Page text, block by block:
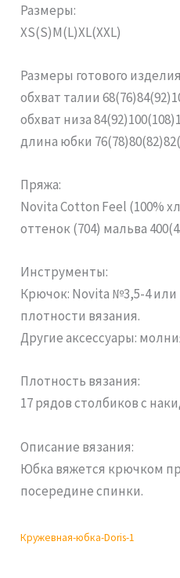
Размеры:
XS(S)M(L)XL(XXL)
Размеры готового
обхват талии
обхват низа
длина юбки
Пряжа:
Novita Cotton Feel (100%
оттенок (704) мальва
Инструменты:
Крючок: Novita №3,5-4 или
плотности вязания.
Другие аксессуары:
Плотность вязания:
17 рядов столбиков с
Описание вязания:
Юбка вяжется крючком
посередине спинки.
Кружевная-юбка-Doris-1